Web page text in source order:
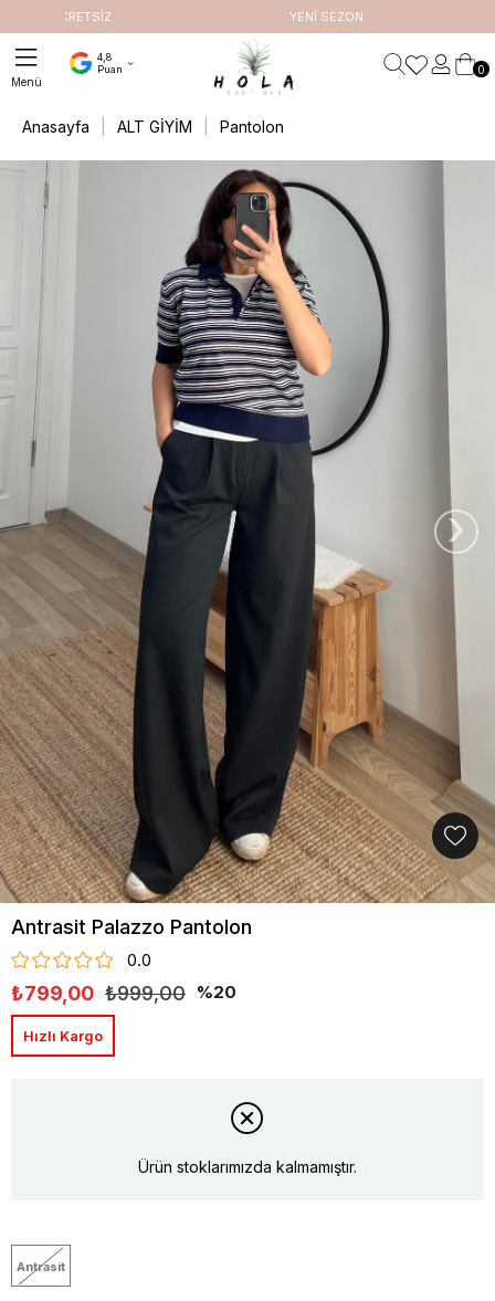
4,8
Puan
0
Anasayfa ALT GİYİM Pantolon
›
Antrasit Palazzo Pantolon
0.0
₺999,00
₺799,00 20
Hızlı Kargo
Ürün stoklarımızda kalmamıştır.
Antrasit